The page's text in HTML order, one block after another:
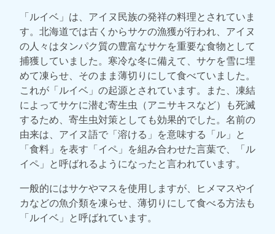
「ルイベ」は、アイヌ民族の発祥の料理とされていま
す。北海道では古くからサケの漁獲が行われ、アイヌ
の人々はタンパク質の豊富なサケを重要な食物として
捕獲していました。寒冷な冬に備えて、サケを雪に埋
めて凍らせ、そのまま薄切りにして食べていました。
これが「ルイベ」の起源とされています。また、凍結
によってサケに潜む寄生虫（アニサキスなど）も死滅
するため、寄生虫対策としても効果的でした。名前の
由来は、アイヌ語で「溶ける」を意味する「ル」と
「食料」を表す「イペ」を組み合わせた言葉で、「ル
イペ」と呼ばれるようになったと言われています。
一般的にはサケやマスを使用しますが、ヒメマスやイ
カなどの魚介類を凍らせ、薄切りにして食べる方法も
「ルイベ」と呼ばれています。